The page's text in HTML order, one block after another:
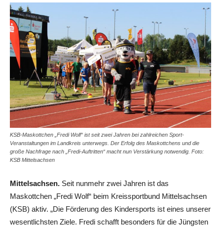
KSB-Maskottchen „Fredi Wolf“ ist seit zwei Jahren bei zahlreichen Sport-
Veranstaltungen im Landkreis unterwegs. Der Erfolg des Maskottchens und die
große Nachfrage nach „Fredi-Auftritten“ macht nun Verstärkung notwendig. Foto:
KSB Mittelsachsen
Mittelsachsen. Seit nunmehr zwei Jahren ist das
Maskottchen „Fredi Wolf“ beim Kreissportbund Mittelsachsen
(KSB) aktiv. „Die Förderung des Kindersports ist eines unserer
wesentlichsten Ziele. Fredi schafft besonders für die Jüngsten